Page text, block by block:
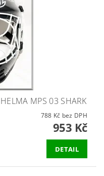
MPS 03 SHARK
788 Kč bez DPH
953 Kč
DETAIL